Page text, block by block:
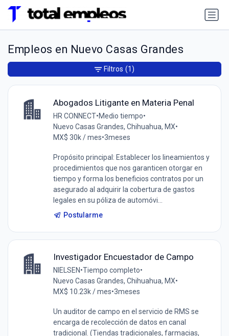
Empleos en Nuevo Casas Grandes
Abogados Litigante en Materia Penal
HR CONNECT•Medio tiempo•
Nuevo Casas Grandes, Chihuahua, MX•
MX$ 30k / mes•3meses
Propósito principal: Establecer los lineamientos y
procedimientos que nos garanticen otorgar en
tiempo y forma los beneficios contratos por un
asegurado al adquirir la cobertura de gastos
legales en su póliza de automóvi...
Postularme
Investigador Encuestador de Campo
NIELSEN•Tiempo completo•
Nuevo Casas Grandes, Chihuahua, MX•
MX$ 10.23k / mes•3meses
Un auditor de campo en el servicio de RMS se
encarga de recolección de datos en canal
tradicional. (Tiendas tradicionales, farmacias,
Filtros (1)